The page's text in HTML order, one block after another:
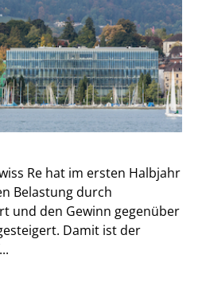
Re hat im ersten Halbjahr
Belastung durch
und den Gewinn gegenüber
Damit ist der